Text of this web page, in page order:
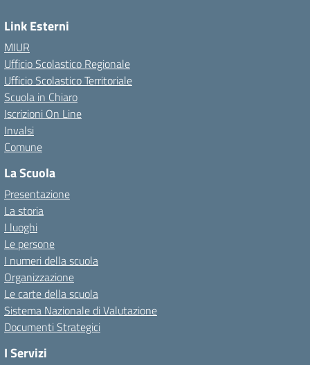
Link Esterni
MIUR
Ufficio Scolastico Regionale
Ufficio Scolastico Territoriale
Scuola in Chiaro
Iscrizioni On Line
Invalsi
Comune
La Scuola
Presentazione
La storia
I luoghi
Le persone
I numeri della scuola
Organizzazione
Le carte della scuola
Sistema Nazionale di Valutazione
Documenti Strategici
I Servizi